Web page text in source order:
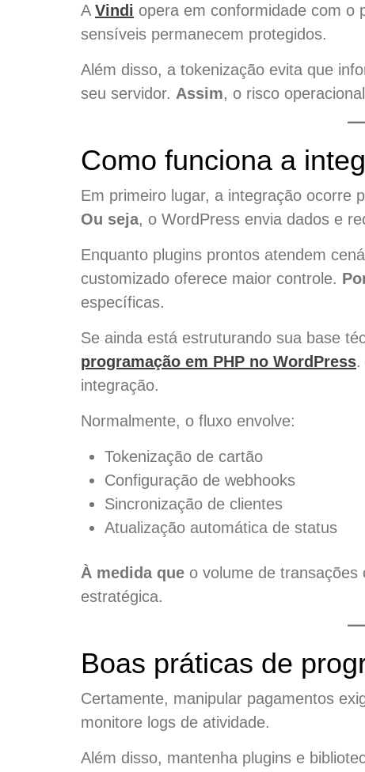
A Vindi opera em conformidade com o
sensíveis permanecem protegidos.
Além disso, a tokenização evita que
seu servidor. Assim, o risco
Como funciona a
Em primeiro lugar, a integração ocorre
Ou seja, o WordPress envia dados e
Enquanto plugins prontos atendem
customizado oferece maior controle.
específicas.
Se ainda está estruturando sua base
programação em PHP no WordPress.
integração.
Normalmente, o fluxo envolve:
Tokenização de cartão
Configuração de webhooks
Sincronização de clientes
Atualização automática de status
À medida que o volume de
estratégica.
Boas práticas de
Certamente, manipular pagamentos
monitore logs de atividade.
Além disso, mantenha plugins e